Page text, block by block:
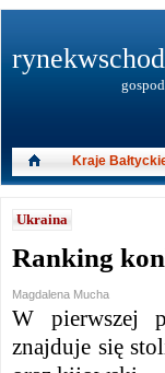
Ukraina
Ranking
Magdalena Mucha
W pierwszej
znajduje się
Kraje